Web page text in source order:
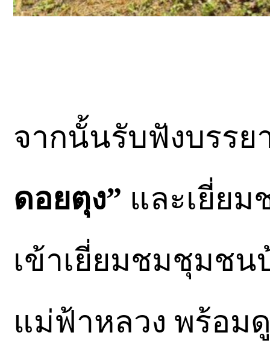
จากนั้นรับฟังบรรย
ดอยตุง” และเยี่ยม
เข้าเยี่ยมชมชุมชน
แม่ฟ้าหลวง พร้อม